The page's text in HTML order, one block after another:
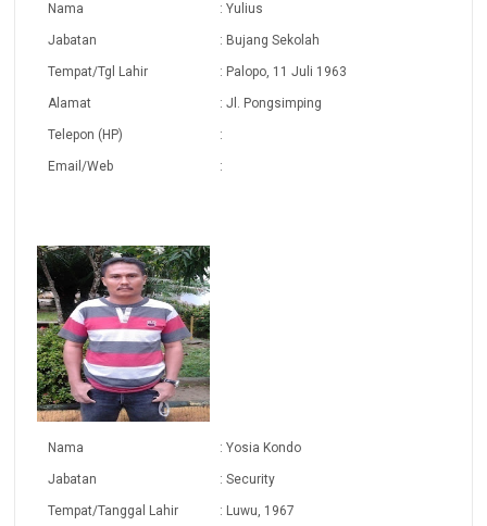
Nama : Yulius
Jabatan : Bujang Sekolah
Tempat/Tgl Lahir : Palopo, 11 Juli 1963
Alamat : Jl. Pongsimping
Telepon (HP) :
Email/Web :
Nama : Yosia Kondo
Jabatan : Security
Tempat/Tanggal Lahir : Luwu, 1967